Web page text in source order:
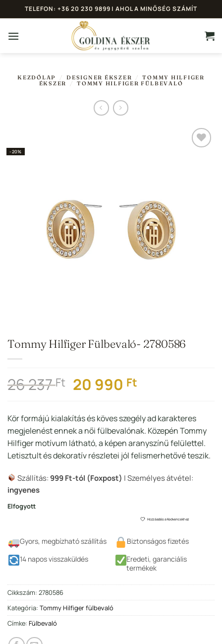
to
content
TELEFON: +36 20 230 9899 | AHOL A MINŐSÉG SZÁMÍT
KEZDŐLAP / DESIGNER ÉKSZER /
TOMMY HILFIGER
ÉKSZER
/ TOMMY HILFIGER FÜLBEVALÓ
-20%
Tommy Hilfiger Fülbevaló- 2780586
26 237Ft Original
was:
26
237 Ft.
20 990 Ft
is:
20
990 Ft.
Kör formájú kialakítás és köves szegély ad karakteres
megjelenést ennek a női fülbevalónak. Közepén Tommy
Hilfiger motívum látható, a képen aranyszínű felülettel.
Letisztult és dekoratív részletei jól felismerhetővé teszik.
Szállítás:999 Ft-tól (Foxpost) | Személyes átvétel:
ingyenes
Elfogyott
Hozzáadás a Kedvencekhez
Gyors, megbízható szállítás
Biztonságos fizetés
14 napos visszaküldés
Eredeti, garanciális
termékek
Cikkszám: 2780586
Kategória: Tommy Hilfiger fülbevaló
Címke: Fülbevaló